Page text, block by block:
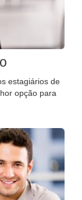
estagiários de
opção para